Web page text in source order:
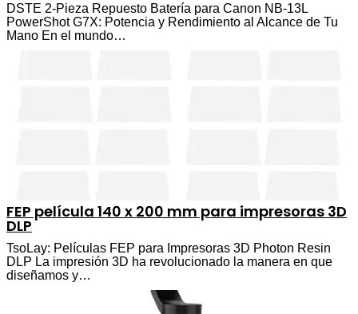
DSTE 2-Pieza Repuesto Batería para Canon NB-13L
PowerShot G7X: Potencia y Rendimiento al Alcance de Tu
Mano En el mundo…
FEP película 140 x 200 mm para impresoras 3D
DLP
TsoLay: Películas FEP para Impresoras 3D Photon Resin
DLP La impresión 3D ha revolucionado la manera en que
diseñamos y…